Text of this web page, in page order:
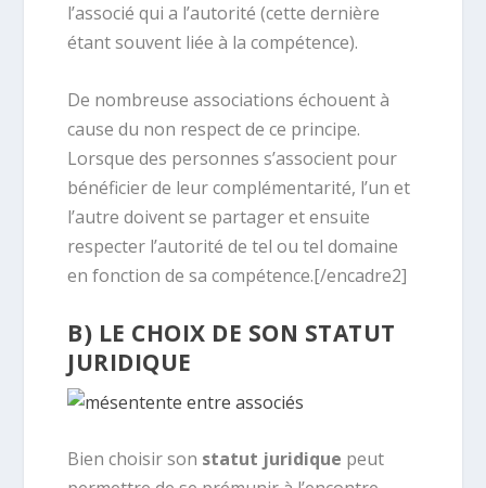
l’associé qui a l’autorité (cette dernière
étant souvent liée à la compétence).
De nombreuse associations échouent à
cause du non respect de ce principe.
Lorsque des personnes s’associent pour
bénéficier de leur complémentarité, l’un et
l’autre doivent se partager et ensuite
respecter l’autorité de tel ou tel domaine
en fonction de sa compétence.[/encadre2]
B) LE CHOIX DE SON STATUT
JURIDIQUE
Bien choisir son statut juridique peut